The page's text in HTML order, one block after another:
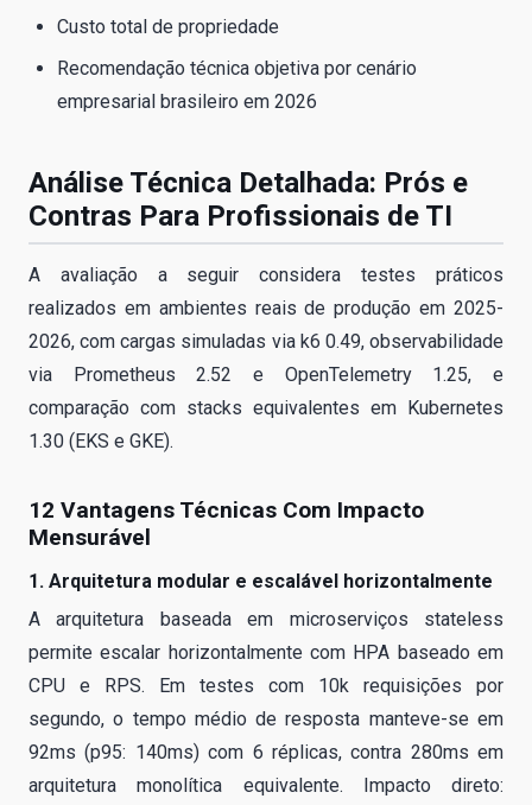
Custo total de propriedade
Recomendação técnica objetiva por cenário
empresarial brasileiro em 2026
Análise Técnica Detalhada: Prós e
Contras Para Profissionais de TI
A avaliação a seguir considera testes práticos
realizados em ambientes reais de produção em 2025-
2026, com cargas simuladas via k6 0.49, observabilidade
via Prometheus 2.52 e OpenTelemetry 1.25, e
comparação com stacks equivalentes em Kubernetes
1.30 (EKS e GKE).
12 Vantagens Técnicas Com Impacto
Mensurável
1. Arquitetura modular e escalável horizontalmente
A arquitetura baseada em microserviços stateless
permite escalar horizontalmente com HPA baseado em
CPU e RPS. Em testes com 10k requisições por
segundo, o tempo médio de resposta manteve-se em
92ms (p95: 140ms) com 6 réplicas, contra 280ms em
arquitetura monolítica equivalente. Impacto direto: